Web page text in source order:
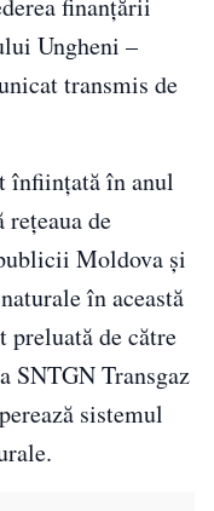
Ungheni –
transmis de
înființată în anul
de
Moldova și
în această
preluată de către
SNTGN Transgaz
sistemul